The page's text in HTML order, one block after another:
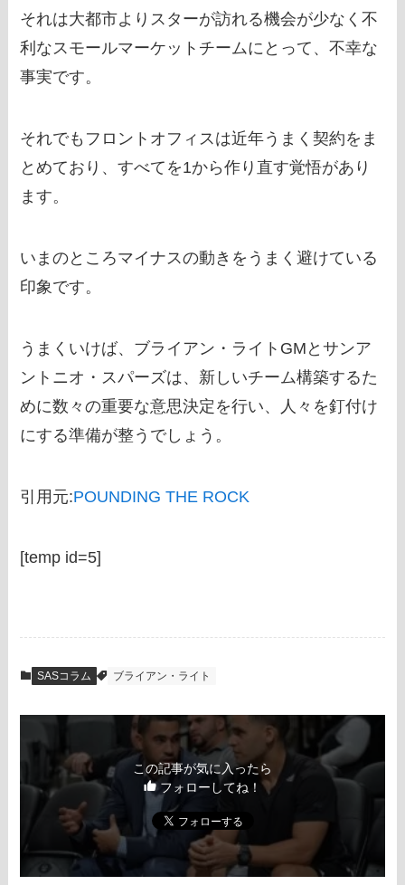
それは大都市よりスターが訪れる機会が少なく不
利なスモールマーケットチームにとって、不幸な
事実です。
それでもフロントオフィスは近年うまく契約をま
とめており、すべてを1から作り直す覚悟があり
ます。
いまのところマイナスの動きをうまく避けている
印象です。
うまくいけば、ブライアン・ライトGMとサンア
ントニオ・スパーズは、新しいチーム構築するた
めに数々の重要な意思決定を行い、人々を釘付け
にする準備が整うでしょう。
引用元:POUNDING THE ROCK
[temp id=5]
SASコラム ブライアン・ライト
この記事が気に入ったら
フォローしてね！